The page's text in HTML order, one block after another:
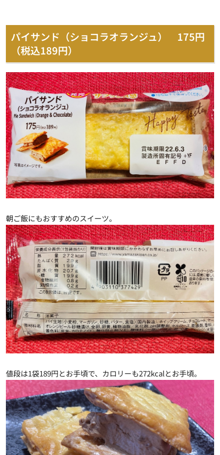
パイサンド（ショコラオランジュ） 175円
（税込189円）
朝ご飯にもおすすめのスイーツ。
値段は1袋189円とお手頃で、カロリーも272kcalとお手頃。